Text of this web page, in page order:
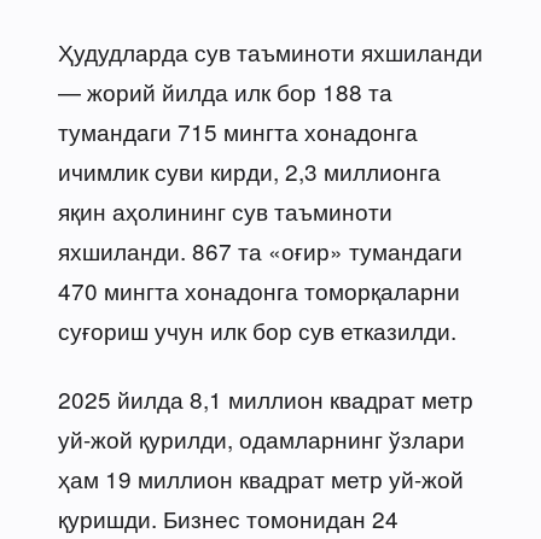
Ҳудудларда сув таъминоти яхшиланди
— жорий йилда илк бор 188 та
тумандаги 715 мингта хонадонга
ичимлик суви кирди, 2,3 миллионга
яқин аҳолининг сув таъминоти
яхшиланди. 867 та «оғир» тумандаги
470 мингта хонадонга томорқаларни
суғориш учун илк бор сув етказилди.
2025 йилда 8,1 миллион квадрат метр
уй-жой қурилди, одамларнинг ўзлари
ҳам 19 миллион квадрат метр уй-жой
қуришди. Бизнес томонидан 24